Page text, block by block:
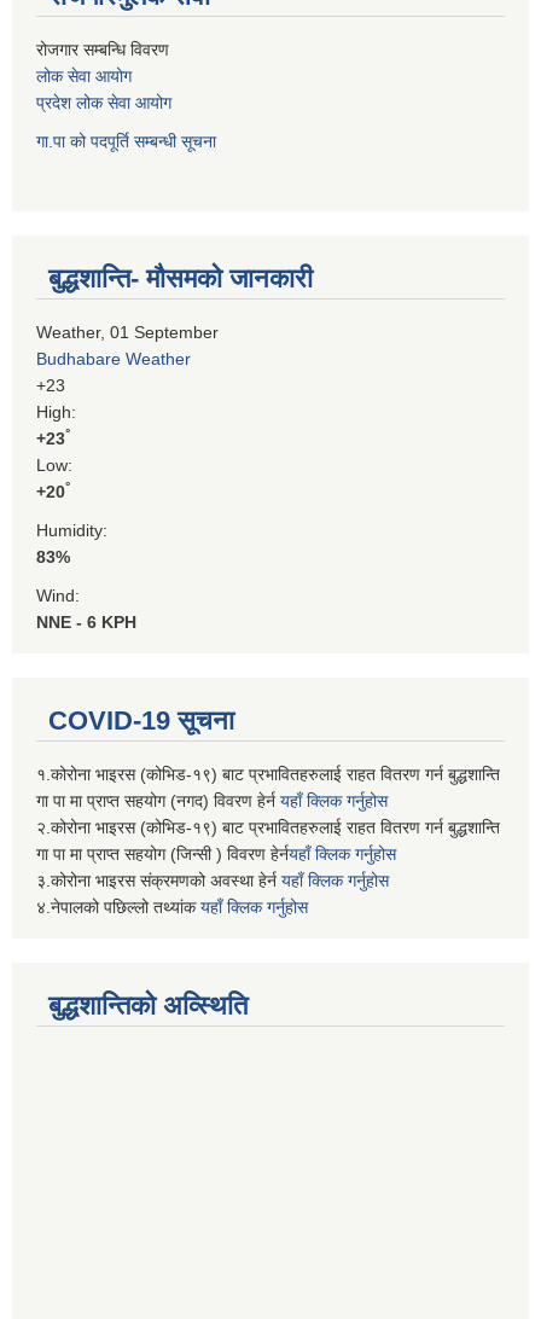
रोजगार सम्बन्धि विवरण
लोक सेवा आयोग
प्रदेश लोक सेवा आयोग
गा.पा को पदपूर्ति सम्बन्धी सूचना
बुद्धशान्ति- मौसमको जानकारी
Weather, 01 September
Budhabare Weather
+23
High:
+23°
Low:
+20°
Humidity:
83%
Wind:
NNE - 6 KPH
COVID-19 सूचना
१.कोरोना भाइरस (कोभिड-१९) बाट प्रभावितहरुलाई राहत वितरण गर्न बुद्धशान्ति
गा पा मा प्राप्त सहयोग (नगद) विवरण हेर्न यहाँ क्लिक गर्नुहोस
२.कोरोना भाइरस (कोभिड-१९) बाट प्रभावितहरुलाई राहत वितरण गर्न बुद्धशान्ति
गा पा मा प्राप्त सहयोग (जिन्सी ) विवरण हेर्नयहाँ क्लिक गर्नुहोस
३.कोरोना भाइरस संक्रमणको अवस्था हेर्न यहाँ क्लिक गर्नुहोस
४.नेपालको पछिल्लो तथ्यांकयहाँ क्लिक गर्नुहोस
बुद्धशान्तिको अव्स्थिति